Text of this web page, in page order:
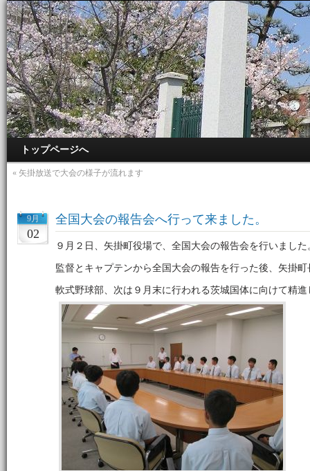
トップページへ
« 矢掛放送で大会の様子が流れます
9月
02
全国大会の報告会へ行って来ました。
９月２日、矢掛町役場で、全国大会の報告会を行いました
監督とキャプテンから全国大会の報告を行った後、矢掛
軟式野球部、次は９月末に行われる茨城国体に向けて精